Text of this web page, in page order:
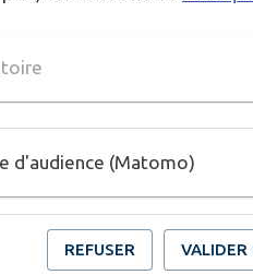
Publié le
La
Prainet.
d'audience (Matomo)
REFUSER